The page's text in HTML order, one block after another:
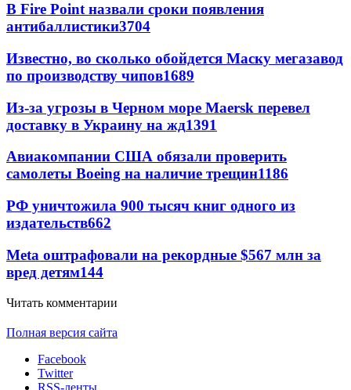
В Fire Point назвали сроки появления
антибаллистики3704
Известно, во сколько обойдется Маску мегазавод
по производству чипов1689
Из-за угрозы в Черном море Maersk перевел
доставку в Украину на жд1391
Авиакомпании США обязали проверить
самолеты Boeing на наличие трещин1186
РФ уничтожила 900 тысяч книг одного из
издательств662
Meta оштрафовали на рекордные $567 млн за
вред детям144
Читать комментарии
Полная версия сайта
Facebook
Twitter
RSS-ленты